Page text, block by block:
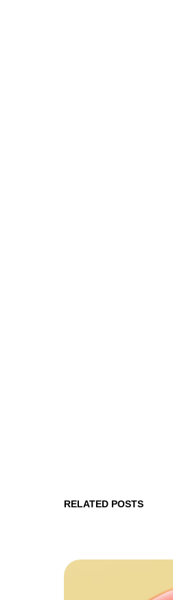
RELATED POSTS